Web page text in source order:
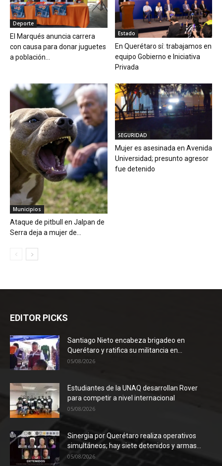
Deporte
El Marqués anuncia carrera
con causa para donar juguetes
a población...
Estado
En Querétaro sí: trabajamos en
equipo Gobierno e Iniciativa
Privada
Municipios
Ataque de pitbull en Jalpan de
Serra deja a mujer de...
SEGURIDAD
Mujer es asesinada en Avenida
Universidad; presunto agresor
fue detenido
EDITOR PICKS
Santiago Nieto encabeza brigadeo en
Querétaro y ratifica su militancia en...
05/08/2026
Estudiantes de la UNAQ desarrollan Rover
para competir a nivel internacional
05/08/2026
Sinergia por Querétaro realiza operativos
simultáneos; hay siete detenidos y armas...
05/08/2026